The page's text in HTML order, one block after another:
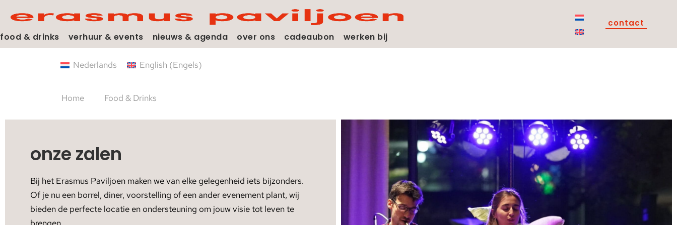
food & drinks verhuur & events nieuws & agenda over ons cadeaubon werken bij
contact
Nederlands English (Engels)
Home Food & Drinks
onze zalen
Bij het Erasmus Paviljoen maken we van elke gelegenheid iets bijzonders.
Of je nu een borrel, diner, voorstelling of een ander evenement plant, wij
bieden de perfecte locatie en ondersteuning om jouw visie tot leven te